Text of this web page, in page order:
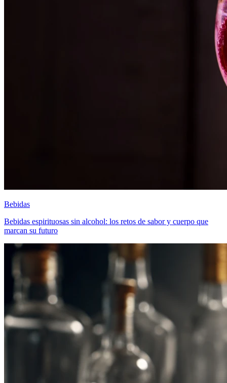
Bebidas
Bebidas espirituosas sin alcohol: los retos de sabor y cuerpo que
marcan su futuro